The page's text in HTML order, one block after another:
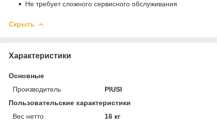
Не требует сложного сервисного обслуживания
Скрыть
Характеристики
Основные
Производитель
PIUSI
Пользовательские характеристики
Вес нетто
16 кг